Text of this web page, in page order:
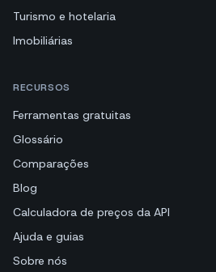
Turismo e hotelaria
Imobiliárias
RECURSOS
Ferramentas gratuitas
Glossário
Comparações
Blog
Calculadora de preços da API
Ajuda e guias
Sobre nós